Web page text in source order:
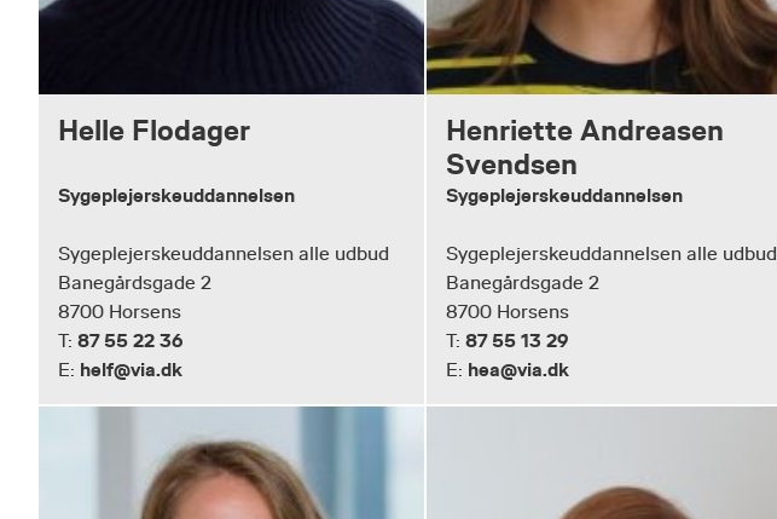
Helle Flodager
Sygeplejerskeuddannelsen
Sygeplejerskeuddannelsen alle udbud
Banegårdsgade 2
8700 Horsens
T: 87 55 22 36
E: helf@via.dk
Henriette Andreasen
Svendsen
Sygeplejerskeuddannelsen
Sygeplejerskeuddannelsen alle udbud
Banegårdsgade 2
8700 Horsens
T: 87 55 13 29
E: hea@via.dk